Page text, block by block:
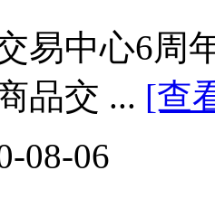
易中心6周
品交 ... [查
08-06